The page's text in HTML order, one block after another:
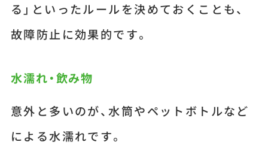
る」といったルールを決めておくことも、
故障防止に効果的です。
水濡れ・飲み物
意外と多いのが、水筒やペットボトルなど
による水濡れです。